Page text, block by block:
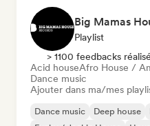
Big Mamas
Playlist
> 1100 feedbacks
Acid houseAfro House /
Dance music
Ajouter dans ma/mes
Dance music Deep house